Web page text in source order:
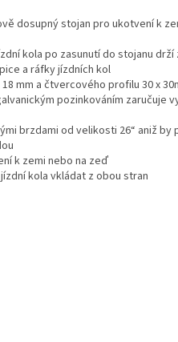
dosupný stojan pro ukotvení k
kola po zasunutí do stojanu drží
a ráfky jízdních kol
mm a čtvercového profilu 30 x
pozinkováním zaručuje
brzdami od velikosti 26“ aniž by
k zemi nebo na zeď
kola vkládat z obou stran